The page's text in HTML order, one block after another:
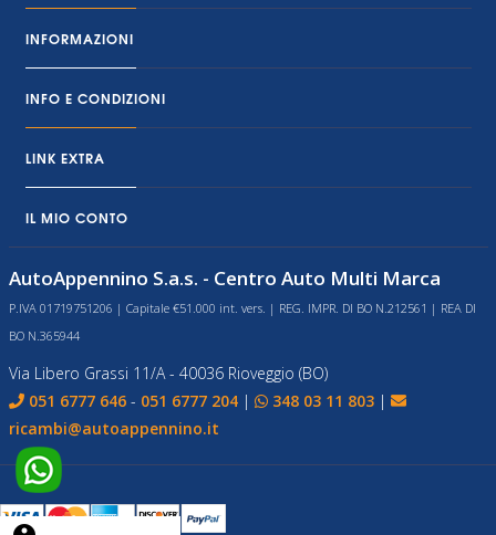
INFORMAZIONI
INFO E CONDIZIONI
LINK EXTRA
IL MIO CONTO
AutoAppennino S.a.s. - Centro Auto Multi Marca
P.IVA 01719751206 | Capitale €51.000 int. vers. | REG. IMPR. DI BO N.212561 | REA DI
BO N.365944
Via Libero Grassi 11/A - 40036 Rioveggio (BO)
051 6777 646 - 051 6777 204 | 348 03 11 803 |
ricambi@autoappennino.it